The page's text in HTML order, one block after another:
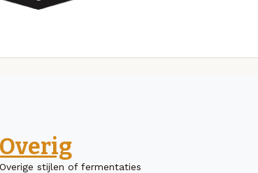
Overig
Overige stijlen of fermentaties